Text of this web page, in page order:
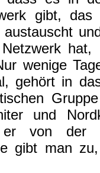
gibt, das
wenige
gehört in
und
er von der
gibt man